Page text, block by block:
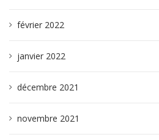
février 2022
janvier 2022
décembre 2021
novembre 2021